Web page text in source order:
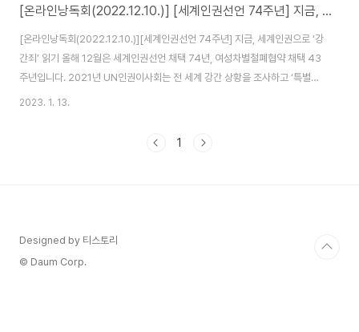
[온라인낭독회(2022.12.10.)] [세계인권선언 74주년] 지금, 세계인권으로 ‘강간죄’ 읽기
[온라인낭독회(2022.12.10.)][세계인권선언 74주년] 지금, 세계인권으로 ‘강
간죄’ 읽기 올해 12월은 세계인권선언 채택 74년, 여성차별철폐협약 채택 43
주년입니다. 2021년 UN인권이사회는 전 세계 강간 상황을 조사하고 ‘특별보
고서’ 및 ‘입법프레임워크’를 발표했습니다. 한국의 지금은 어떨까요? 지금, 세
다. ☑️ 일시 : 2022년 12월 10일(토) 10:00~12:00 ☑️ 장소 : 온라인 줌 ☑️ 참
2023. 1. 13.
1
Designed by 티스토리
© Daum Corp.